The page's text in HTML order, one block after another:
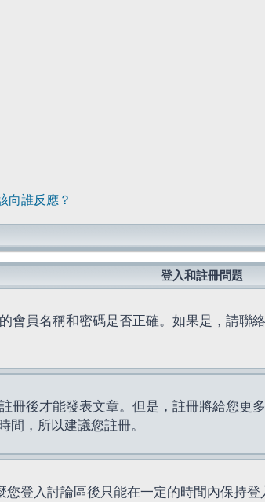
向誰反應？
登入和註冊問題
會員名稱和密碼是否正確。如果是，請
冊後才能發表文章。但是，註冊將給您更
間，所以建議您註冊。
您登入討論區後只能在一定的時間內保持